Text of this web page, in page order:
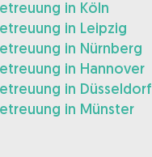
in Köln
in Leipzig
in Nürnberg
in Hannover
in Düsseldorf
in Münster